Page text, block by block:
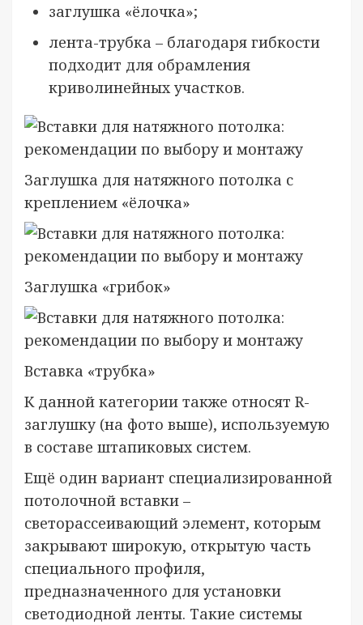
заглушка «ёлочка»;
лента-трубка – благодаря гибкости
подходит для обрамления
криволинейных участков.
Заглушка для натяжного потолка с
креплением «ёлочка»
Заглушка «грибок»
Вставка «трубка»
К данной категории также относят R-
заглушку (на фото выше), используемую
в составе штапиковых систем.
Ещё один вариант специализированной
потолочной вставки –
светорассеивающий элемент, которым
закрывают широкую, открытую часть
специального профиля,
предназначенного для установки
светодиодной ленты. Такие системы